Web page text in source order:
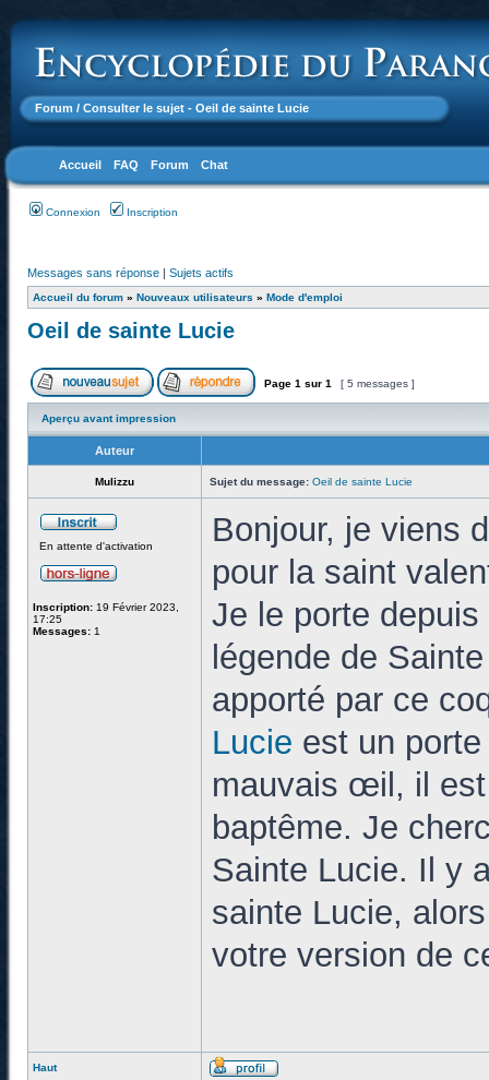
Forum / Consulter le sujet - Oeil de sainte Lucie
Accueil FAQ Forum Chat
Connexion Inscription
Messages sans réponse | Sujets actifs
Accueil du forum » Nouveaux utilisateurs » Mode d'emploi
Oeil de sainte Lucie
Page 1 sur 1 [ 5 messages ]
Aperçu avant impression
Auteur
Mulizzu Sujet du message: Oeil de sainte Lucie
En attente d'activation
Inscription: 19 Février 2023,
17:25
Messages: 1
Bonjour, je viens
pour la saint
Je le porte
légende de
apporté par ce
Lucie est un
mauvais œil, il
baptême. Je
Sainte Lucie. Il y
sainte Lucie,
votre version de
Haut